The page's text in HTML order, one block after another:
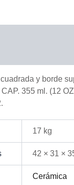
y borde
355 ml. (12
17 kg
42 × 31 ×
Cerámica